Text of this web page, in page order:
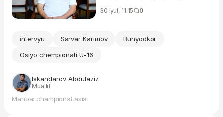
30 iyul, 11:15 0
intervyu Sarvar Karimov
Bunyodkor
Osiyo chempionati U-16
Iskandarov Abdulaziz
Muallif
Manba: championat.asia